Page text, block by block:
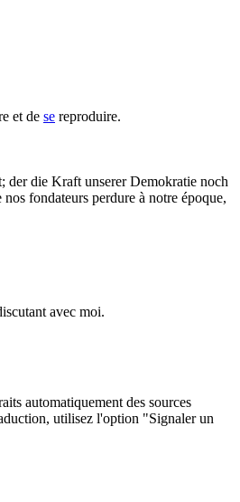
et de se reproduire.
der die Kraft unserer Demokratie noch
fondateurs perdure à notre époque,
avec moi.
automatiquement des sources
utilisez l'option "Signaler un